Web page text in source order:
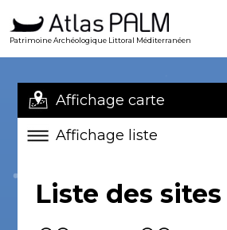
Patrimoine Archéologique Littoral Méditerranéen
Affichage carte
Affichage liste
Liste des sites